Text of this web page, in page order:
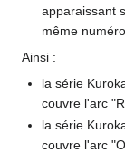
apparaissant
même
Ainsi :
la série
couvre l'arc
la série
couvre l'arc